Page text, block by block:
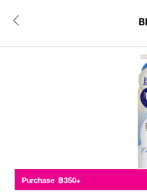
Purchase ฿350+